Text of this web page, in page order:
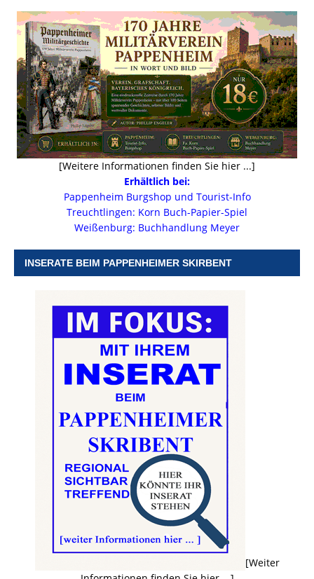
[Weitere Informationen finden Sie hier ...]
Erhältlich bei:
Pappenheim Burgshop und Tourist-Info
Treuchtlingen: Korn Buch-Papier-Spiel
Weißenburg: Buchhandlung Meyer
INSERATE BEIM PAPPENHEIMER SKIRBENT
[Weiter